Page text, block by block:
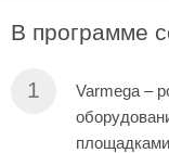
В программе
Varmega –